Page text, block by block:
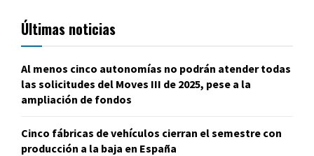
Últimas noticias
Al menos cinco autonomías no podrán atender todas
las solicitudes del Moves III de 2025, pese a la
ampliación de fondos
Cinco fábricas de vehículos cierran el semestre con
producción a la baja en España